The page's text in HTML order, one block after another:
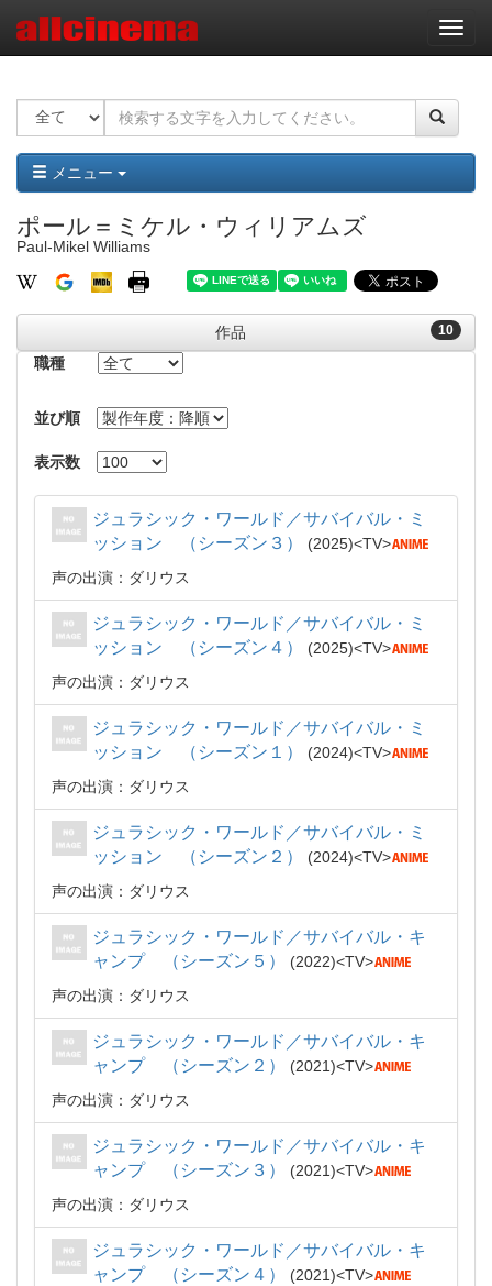
ナ
ビ
ー
ョ
ン
メニュー
ポール＝ミケル・ウィリアムズ
Paul-Mikel Williams
10
作品
職種
並び順
表示数
ジュラシック・ワールド／サバイバル・ミ
ッション （シーズン３）
2025
TV
声の出演：ダリウス
ジュラシック・ワールド／サバイバル・ミ
ッション （シーズン４）
2025
TV
声の出演：ダリウス
ジュラシック・ワールド／サバイバル・ミ
ッション （シーズン１）
2024
TV
声の出演：ダリウス
ジュラシック・ワールド／サバイバル・ミ
ッション （シーズン２）
2024
TV
声の出演：ダリウス
ジュラシック・ワールド／サバイバル・キ
ャンプ （シーズン５）
2022
TV
声の出演：ダリウス
ジュラシック・ワールド／サバイバル・キ
ャンプ （シーズン２）
2021
TV
声の出演：ダリウス
ジュラシック・ワールド／サバイバル・キ
ャンプ （シーズン３）
2021
TV
声の出演：ダリウス
ジュラシック・ワールド／サバイバル・キ
ャンプ （シーズン４）
2021
TV